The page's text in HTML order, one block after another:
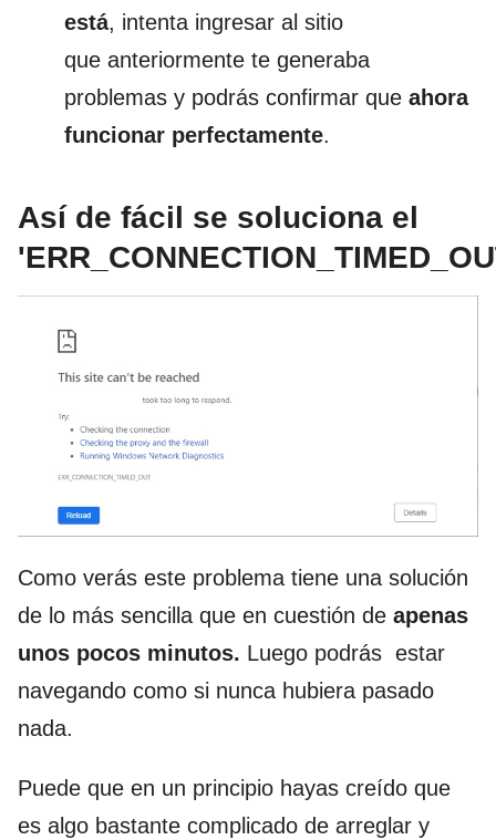
está, intenta ingresar al sitio
que anteriormente te generaba
problemas y podrás confirmar que ahora
funcionar perfectamente.
Así de fácil se soluciona el
Como verás este problema tiene una solución
de lo más sencilla que en cuestión de apenas
unos pocos minutos. Luego podrás estar
navegando como si nunca hubiera pasado
nada.
Puede que en un principio hayas creído que
es algo bastante complicado de arreglar y